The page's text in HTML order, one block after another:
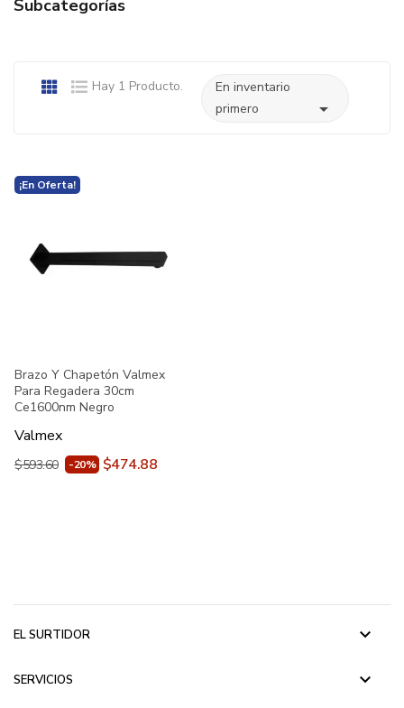
Subcategorías
Hay 1 Producto.
En inventario
primero

¡En Oferta!
Brazo Y Chapetón Valmex
Para Regadera 30cm
Ce1600nm Negro
Valmex
$593.60 -20% $474.88
EL SURTIDOR keyboard_arrow_down
SERVICIOS keyboard_arrow_down